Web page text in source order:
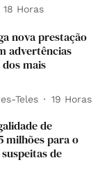
18 Horas
nova prestação
advertências
mais
Teles 19 Horas
de
milhões para o
suspeitas de